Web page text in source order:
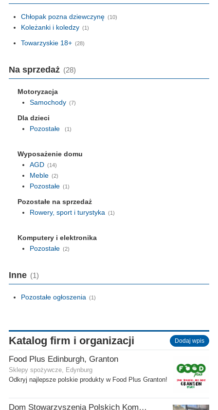
Chłopak pozna dziewczynę (10)
Koleżanki i koledzy (1)
Towarzyskie 18+ (28)
Na sprzedaż (28)
Motoryzacja
Samochody (7)
Dla dzieci
Pozostałe
(1)
Wyposażenie domu
AGD (14)
Meble (2)
Pozostałe (1)
Pozostałe na sprzedaż
Rowery, sport i turystyka (1)
Komputery i elektronika
Pozostałe (2)
Inne (1)
Pozostałe ogłoszenia (1)
Katalog firm i organizacji Dodaj wpis
Food Plus Edinburgh, Granton
Sklepy spożywcze, Edynburg
Odkryj najlepsze polskie produkty w Food Plus Granton!
Dom Stowarzyszenia Polskich Kombatantów (SPK) w Edynburgu